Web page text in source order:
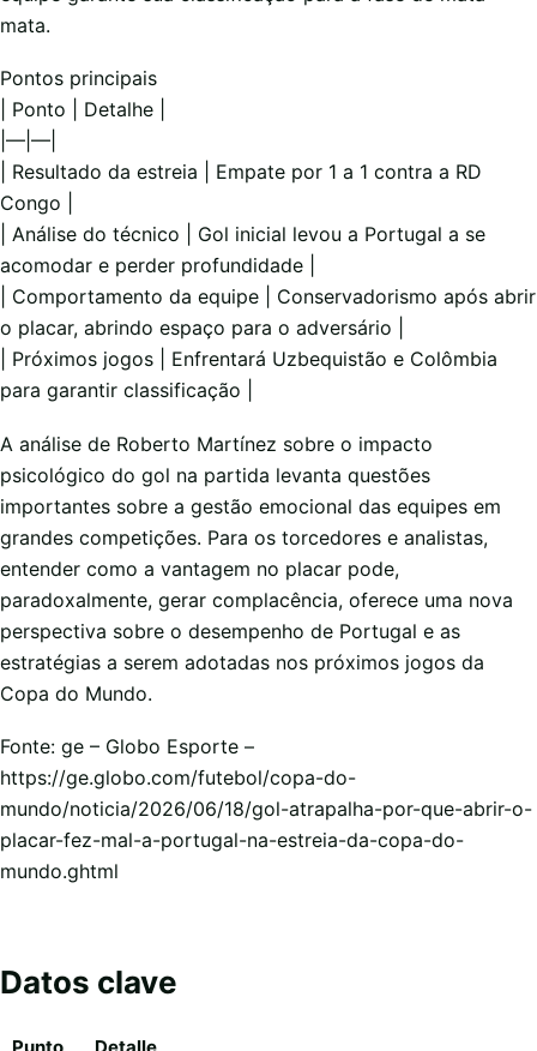
mata.
Pontos principais
| Ponto | Detalhe |
|—|—|
| Resultado da estreia | Empate por 1 a 1 contra a RD
Congo |
| Análise do técnico | Gol inicial levou a Portugal a se
acomodar e perder profundidade |
| Comportamento da equipe | Conservadorismo após abrir
o placar, abrindo espaço para o adversário |
| Próximos jogos | Enfrentará Uzbequistão e Colômbia
para garantir classificação |
A análise de Roberto Martínez sobre o impacto
psicológico do gol na partida levanta questões
importantes sobre a gestão emocional das equipes em
grandes competições. Para os torcedores e analistas,
entender como a vantagem no placar pode,
paradoxalmente, gerar complacência, oferece uma nova
perspectiva sobre o desempenho de Portugal e as
estratégias a serem adotadas nos próximos jogos da
Copa do Mundo.
Fonte: ge – Globo Esporte –
https://ge.globo.com/futebol/copa-do-
mundo/noticia/2026/06/18/gol-atrapalha-por-que-abrir-o-
placar-fez-mal-a-portugal-na-estreia-da-copa-do-
mundo.ghtml
Datos clave